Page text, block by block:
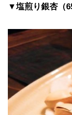
▼塩煎り銀杏（